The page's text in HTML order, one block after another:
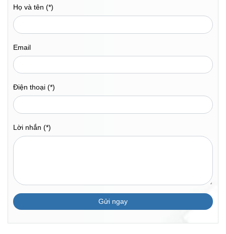
Họ và tên (*)
Email
Điện thoại (*)
Lời nhắn (*)
Gửi ngay